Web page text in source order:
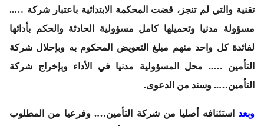
تقنية والتي لم تنجز، قضت المحكمة الابتدائية باعتبار شركة …..
مسؤولة مدنيا وتحميلها كامل مسؤولية الحادثة والحكم بأدائها
لفائدة كل واحد منهم مبلغ التعويض المحكوم به وبإحلال شركة
التأمين ….. محل المسؤولية مدنيا في الأداء وبإخراج شركة
التأمين….. وسند من الدعوى.
وبعد
استئنافه أصليا من شركة التأمين…. وفرعيا من المطلوب